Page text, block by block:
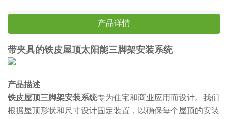
产品详情
带夹具的铁皮屋顶太阳能三脚架安装系统
产品描述
铁皮屋顶三脚架安装系统专为住宅和商业应用而设计。我们
根据屋顶形状和尺寸设计固定装置，以确保每个屋顶的安装